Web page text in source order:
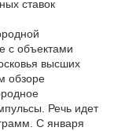
ставок
с объектами
высших
обзоре
Речь идет
С января